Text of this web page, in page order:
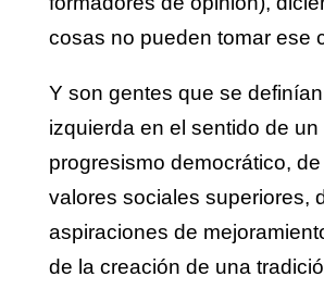
cosas no pueden tomar ese
Y son gentes que se
izquierda en el sentido de un
progresismo democrático,
valores sociales superiores,
aspiraciones de
de la creación de una